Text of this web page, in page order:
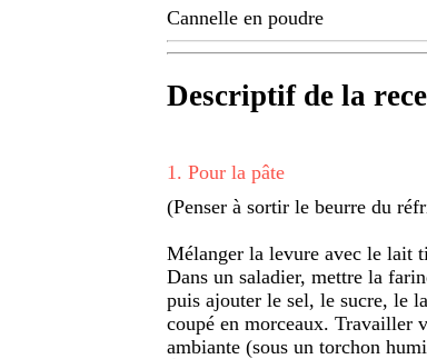
Cannelle en poudre
Descriptif de la
1 . Pour la pâte
(Penser à sortir le beurre du
Mélanger la levure avec le lait
Dans un saladier, mettre la
puis ajouter le sel, le sucre, le
coupé en morceaux. Travailler
ambiante (sous un torchon